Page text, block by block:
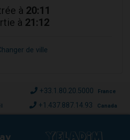
à 20:11
à 21:12
de ville
+33.1.80.20.5000 France
+1.437.887.14.93 Canada